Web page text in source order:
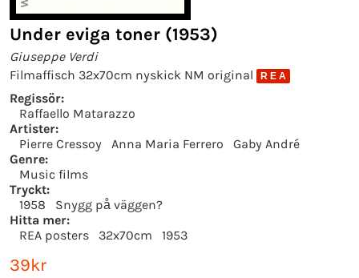
Under eviga toner (1953)
Giuseppe Verdi
Filmaffisch 32x70cm nyskick NM original
R E A
Regissör:
Raffaello Matarazzo
Artister:
Pierre Cressoy
Anna Maria Ferrero
Gaby André
Genre:
Music films
Tryckt:
1958
Snygg på väggen?
Hitta mer:
REA posters
32x70cm 1953
39kr